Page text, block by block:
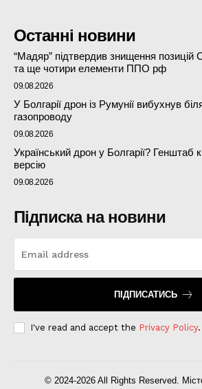
Останні новини
“Мадяр” підтвердив знищення позицій
та ще чотири елементи ППО рф
09.08.2026
У Болгарії дрон із Румунії вибухнув
газопроводу
09.08.2026
Український дрон у Болгарії? Генштаб
версію
09.08.2026
Підписка на новини
ПІДПИСАТИСЬ
I've read and accept the Privacy Policy.
© 2024-2026 All Rights Reserved.